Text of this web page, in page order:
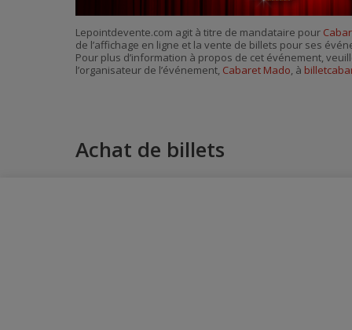
Lepointdevente.com agit à titre de mandataire pour
de l’affichage en ligne et la vente de billets pour ses
Pour plus d’information à propos de cet événement,
l’organisateur de l’événement, Cabaret Mado, à
Achat de billets